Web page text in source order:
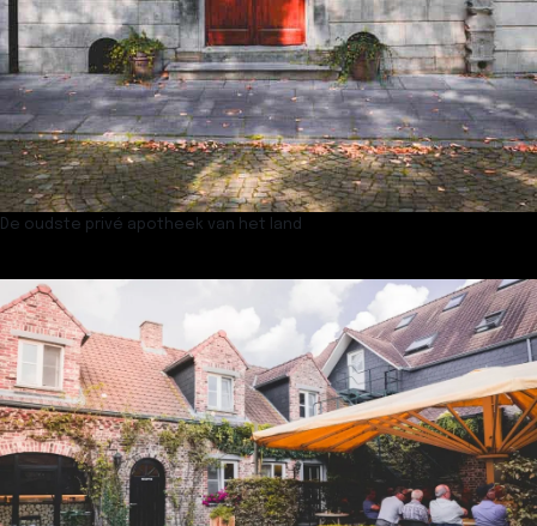
De oudste privé apotheek van het land